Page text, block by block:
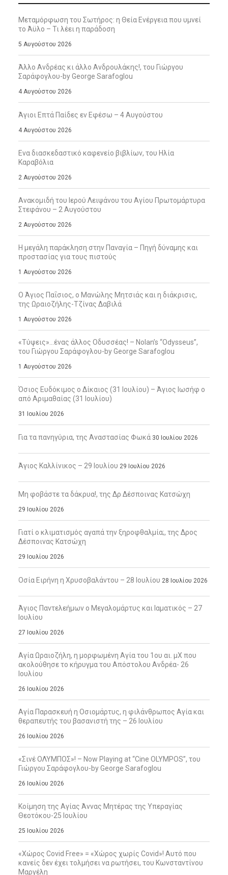
Μεταμόρφωση του Σωτήρος: η Θεία Ενέργεια που υμνεί
το Άϋλο – Τι λέει η παράδοση
5 Αυγούστου 2026
Άλλο Ανδρέας κι άλλο Ανδρουλάκης!, του Γιώργου
Σαράφογλου-by George Sarafoglou
4 Αυγούστου 2026
Άγιοι Επτά Παίδες εν Εφέσω – 4 Αυγούστου
4 Αυγούστου 2026
Ενα διασκεδαστικό καφενείο βιβλίων, του Ηλία
Καραβόλια
2 Αυγούστου 2026
Ανακομιδή του Ιερού Λειψάνου του Αγίου Πρωτομάρτυρα
Στεφάνου – 2 Αυγούστου
2 Αυγούστου 2026
Η μεγάλη παράκληση στην Παναγία – Πηγή δύναμης και
προστασίας για τους πιστούς
1 Αυγούστου 2026
Ο Άγιος Παΐσιος, ο Μανώλης Μητσιάς και η διάκρισις,
της Ωραιοζήλης-Τζίνας Δαβιλά
1 Αυγούστου 2026
«Τύψεις»…ένας άλλος Οδυσσέας! – Nolan’s “Odysseus”,
του Γιώργου Σαράφογλου-by George Sarafoglou
1 Αυγούστου 2026
Όσιος Ευδόκιμος ο Δίκαιος (31 Ιουλίου) – Άγιος Ιωσήφ ο
από Αριμαθαίας (31 Ιουλίου)
31 Ιουλίου 2026
Για τα πανηγύρια, της Αναστασίας Φωκά 30 Ιουλίου 2026
Άγιος Καλλίνικος – 29 Ιουλίου 29 Ιουλίου 2026
Μη φοβάστε τα δάκρυα!, της Δρ Δέσποινας Κατσώχη
29 Ιουλίου 2026
Γιατί ο κλιματισμός αγαπά την ξηροφθαλμία;, της Δρος
Δέσποινας Κατσώχη
29 Ιουλίου 2026
Οσία Ειρήνη η Χρυσοβαλάντου – 28 Ιουλίου 28 Ιουλίου 2026
Άγιος Παντελεήμων ο Μεγαλομάρτυς και Ιαματικός – 27
Ιουλίου
27 Ιουλίου 2026
Αγία Ωραιοζήλη, η μορφωμένη Αγία του 1ου αι. μΧ που
ακολούθησε το κήρυγμα του Απόστολου Ανδρέα- 26
Ιουλίου
26 Ιουλίου 2026
Αγία Παρασκευή η Οσιομάρτυς, η φιλάνθρωπος Αγία και
θεραπευτής του βασανιστή της – 26 Ιουλίου
26 Ιουλίου 2026
«Σινέ ΟΛΥΜΠΟΣ»! – Now Playing at “Cine OLYMPOS”, του
Γιώργου Σαράφογλου-by George Sarafoglou
26 Ιουλίου 2026
Κοίμηση της Αγίας Άννας Μητέρας της Υπεραγίας
Θεοτόκου-25 Ιουλίου
25 Ιουλίου 2026
«Χώρος Covid Free» = «Χώρος χωρίς Covid»! Αυτό που
κανείς δεν έχει τολμήσει να ρωτήσει, του Κωνσταντίνου
Μαργέλη